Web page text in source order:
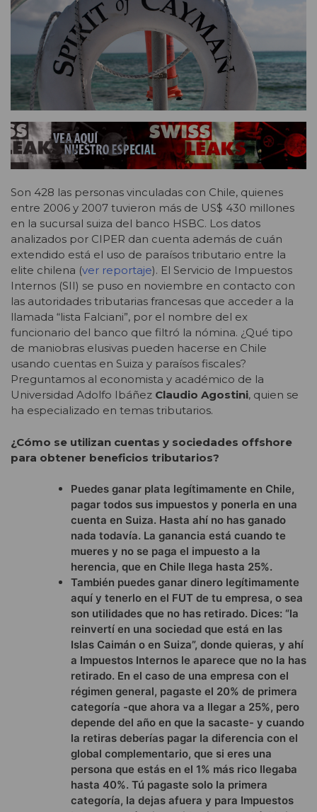
Son 428 las personas vinculadas con Chile, quienes
entre 2006 y 2007 tuvieron más de US$ 430 millones
en la sucursal suiza del banco HSBC. Los datos
analizados por CIPER dan cuenta además de cuán
extendido está el uso de paraísos tributario entre la
elite chilena (ver reportaje). El Servicio de Impuestos
Internos (SII) se puso en noviembre en contacto con
las autoridades tributarias francesas que acceder a la
llamada “lista Falciani”, por el nombre del ex
funcionario del banco que filtró la nómina. ¿Qué tipo
de maniobras elusivas pueden hacerse en Chile
usando cuentas en Suiza y paraísos fiscales?
Preguntamos al economista y académico de la
Universidad Adolfo Ibáñez Claudio Agostini, quien se
ha especializado en temas tributarios.
¿Cómo se utilizan cuentas y sociedades offshore
para obtener beneficios tributarios?
Puedes ganar plata legítimamente en Chile,
pagar todos sus impuestos y ponerla en una
cuenta en Suiza. Hasta ahí no has ganado
nada todavía. La ganancia está cuando te
mueres y no se paga el impuesto a la
herencia, que en Chile llega hasta 25%.
También puedes ganar dinero legítimamente
aquí y tenerlo en el FUT de tu empresa, o sea
son utilidades que no has retirado. Dices: “la
reinvertí en una sociedad que está en las
Islas Caimán o en Suiza”, donde quieras, y ahí
a Impuestos Internos le aparece que no la has
retirado. En el caso de una empresa con el
régimen general, pagaste el 20% de primera
categoría -que ahora va a llegar a 25%, pero
depende del año en que la sacaste- y cuando
la retiras deberías pagar la diferencia con el
global complementario, que si eres una
persona que estás en el 1% más rico llegaba
hasta 40%. Tú pagaste solo la primera
categoría, la dejas afuera y para Impuestos